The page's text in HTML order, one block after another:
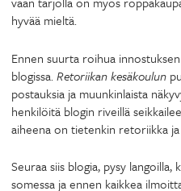
hyvää mieltä.
Ennen suurta roihua
blogissa.Retoriikan kesäkoulun
postauksia ja muunkinlaista
henkilöitä blogin riveillä
aiheena on tietenkin retoriikka
Seuraa siis blogia, pysy
somessa ja ennen kaikkea